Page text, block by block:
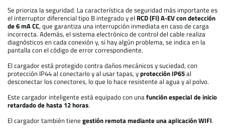
Se prioriza la seguridad. La característica de seguridad más importante es
el interruptor diferencial tipo B integrado y el RCD (FI) A-EV con detección
de 6 mA CC, que garantiza una interrupción inmediata en caso de carga
incorrecta. Además, el sistema electrónico de control del cable realiza
diagnósticos en cada conexión y, si hay algún problema, se indica en la
pantalla con el código de error correspondiente.
El cargador está protegido contra daños mecánicos y suciedad, con
protección IP44 al conectarlo y al usar tapas, yprotección IP65al
desconectar los conectores, lo que lo hace resistente al agua y al polvo.
Este cargador inteligente está equipado con unafunción especial de inicio
retardado de hasta 12 horas.
El cargador también tiene gestión remota mediante una aplicación WIFI.